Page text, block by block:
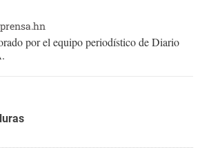
por el equipo periodístico de Diario